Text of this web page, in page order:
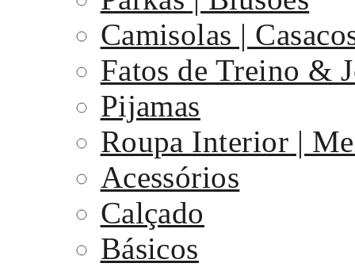
Camisolas |
Fatos de Treino &
Pijamas
Roupa Interior |
Acessórios
Calçado
Básicos